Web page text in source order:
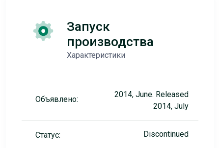
Запуск
производства
Характеристики
Объявлено:
2014, June. Released
2014, July
Статус: Discontinued